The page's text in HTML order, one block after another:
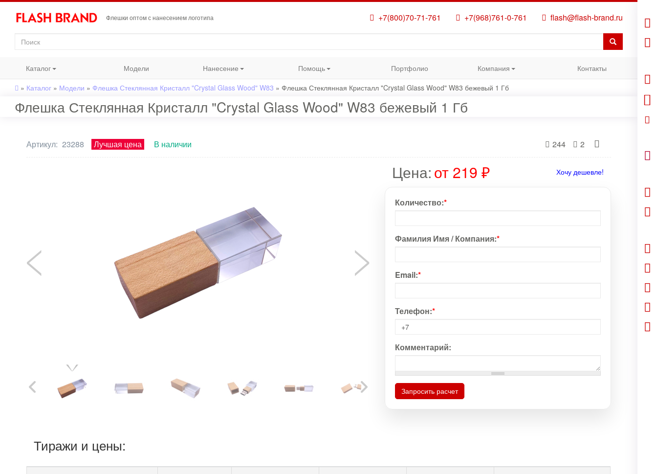
Флешки оптом с нанесением логотипа +7(800)70-71-761 +7(968)761-0-761 flash@flash-brand.ru
Каталог Модели Нанесение Помощь Портфолио Компания
Контакты
» Каталог » Модели » Флешка Стеклянная Кристалл "Crystal Glass Wood" W83 » Флешка Стеклянная Кристалл "Crystal Glass Wood" W83 бежевый 1 Гб
Флешка Стеклянная Кристалл "Crystal Glass Wood" W83 бежевый 1 Гб
Артикул: 23288 Лучшая цена В наличии 244 2
Цена:от 219 ₽ Хочу дешевле!
Количество:*
Фамилия Имя / Компания:*
Email:*
Телефон:*
Комментарий:
Запросить расчет
Тиражи и цены: